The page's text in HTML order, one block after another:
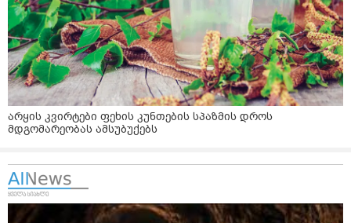
არყის კვირტები ფეხის კუნთების სპაზმის დროს
მდგომარეობას ამსუბუქებს